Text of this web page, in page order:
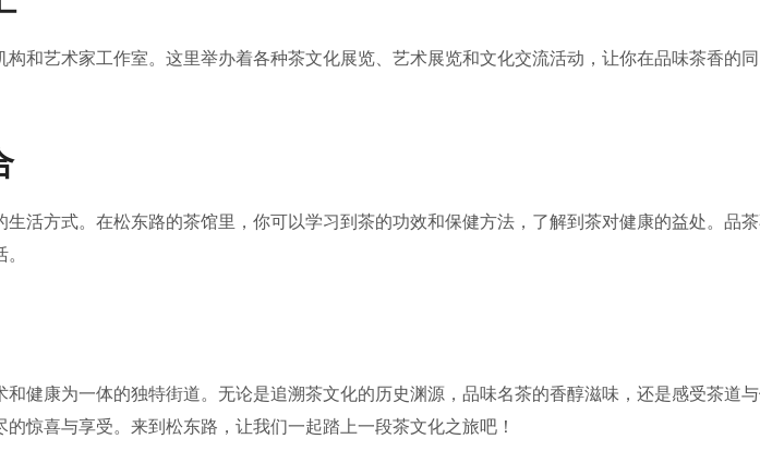
和艺术家工作室。这里举办着各种茶文化展览、艺术展览和文化交流活动，让你在品味茶香的
活方式。在松东路的茶馆里，你可以学习到茶的功效和保健方法，了解到茶对健康的益处。品
健康为一体的独特街道。无论是追溯茶文化的历史渊源，品味名茶的香醇滋味，还是感受茶道
惊喜与享受。来到松东路，让我们一起踏上一段茶文化之旅吧！